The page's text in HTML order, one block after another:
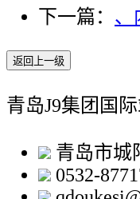
下一篇： 、
返回上一级
青岛J9集团国
青岛市城
0532-